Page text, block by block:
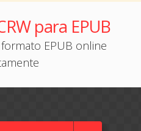
para EPUB
EPUB online